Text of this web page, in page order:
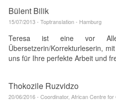
Bülent Bilik
15/07/2013 - Toptranslation - Hamburg
Teresa ist eine vor
Übersetzerin/Korrekturleserin,
uns für Ihre perfekte Arbeit und
Thokozile Ruzvidzo
20/06/2016 - Coordinator, African Centre